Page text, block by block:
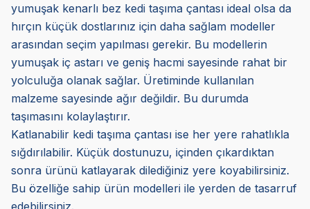
yumuşak kenarlı bez kedi taşıma çantası ideal olsa da
hırçın küçük dostlarınız için daha sağlam modeller
arasından seçim yapılması gerekir. Bu modellerin
yumuşak iç astarı ve geniş hacmi sayesinde rahat bir
yolculuğa olanak sağlar. Üretiminde kullanılan
malzeme sayesinde ağır değildir. Bu durumda
taşımasını kolaylaştırır.
Katlanabilir kedi taşıma çantası ise her yere rahatlıkla
sığdırılabilir. Küçük dostunuzu, içinden çıkardıktan
sonra ürünü katlayarak dilediğiniz yere koyabilirsiniz.
Bu özelliğe sahip ürün modelleri ile yerden de tasarruf
edebilirsiniz.